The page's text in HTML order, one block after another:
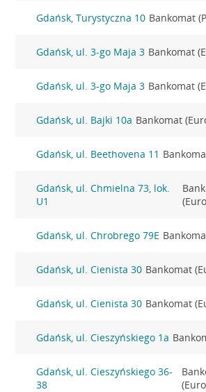
Gdańsk, Turystyczna 10 Bankomat
Gdańsk, ul. 3-go Maja 3 Bankomat
Gdańsk, ul. 3-go Maja 3 Bankomat
Gdańsk, ul. Bajki 10a Bankomat
Gdańsk, ul. Beethovena 11
Gdańsk, ul. Chmielna 73, lok.
U1
Gdańsk, ul. Chrobrego 79E
Gdańsk, ul. Cienista 30 Bankomat
Gdańsk, ul. Cienista 30 Bankomat
Gdańsk, ul. Cieszyńskiego 1a
Gdańsk, ul. Cieszyńskiego 36-
38